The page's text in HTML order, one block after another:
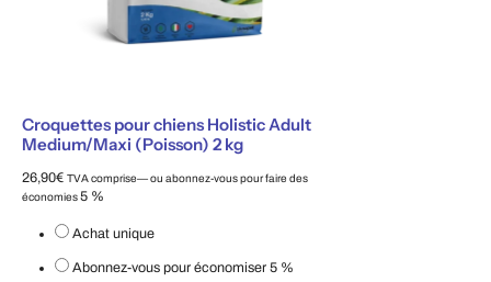
Croquettes pour chiens Holistic Adult
Medium/Maxi (Poisson) 2 kg
26,90€ TVA comprise—ou abonnez-vous pour faire des
économies5 %
Achat unique
Abonnez-vous pour économiser 5 %